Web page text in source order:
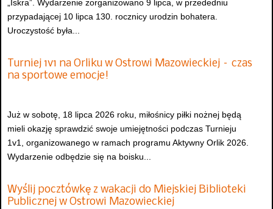
„Iskra”. Wydarzenie zorganizowano 9 lipca, w przededniu
przypadającej 10 lipca 130. rocznicy urodzin bohatera.
Uroczystość była...
Turniej 1v1 na Orliku w Ostrowi Mazowieckiej – czas
na sportowe emocje!
Już w sobotę, 18 lipca 2026 roku, miłośnicy piłki nożnej będą
mieli okazję sprawdzić swoje umiejętności podczas Turnieju
1v1, organizowanego w ramach programu Aktywny Orlik 2026.
Wydarzenie odbędzie się na boisku...
Wyślij pocztówkę z wakacji do Miejskiej Biblioteki
Publicznej w Ostrowi Mazowieckiej